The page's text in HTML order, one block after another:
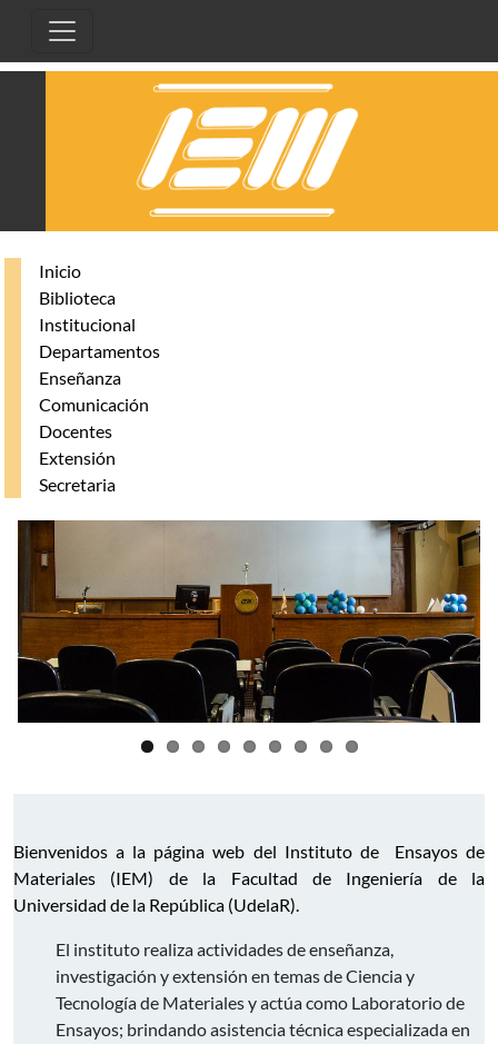
Inicio
Biblioteca
Institucional
Departamentos
Enseñanza
Comunicación
Docentes
Extensión
Secretaria
Bienvenidos a la página web del Instituto de Ensayos de
Materiales (IEM) de la Facultad de Ingeniería de la
Universidad de la República (UdelaR).
El instituto realiza actividades de enseñanza,
investigación y extensión en temas de Ciencia y
Tecnología de Materiales y actúa como Laboratorio de
Ensayos; brindando asistencia técnica especializada en